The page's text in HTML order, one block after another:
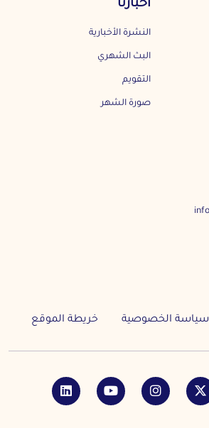
أخبارنا
النشرة الأخبارية
البث الشهري
التقويم
صورة الشهر
سياسة الخصوصية خريطة الموقع